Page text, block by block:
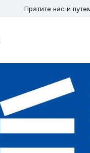
Пратите нас и